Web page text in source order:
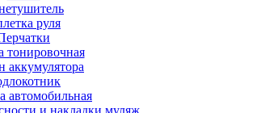
руля
тонировочная
аккумулятора
автомобильная
и накладки муляж